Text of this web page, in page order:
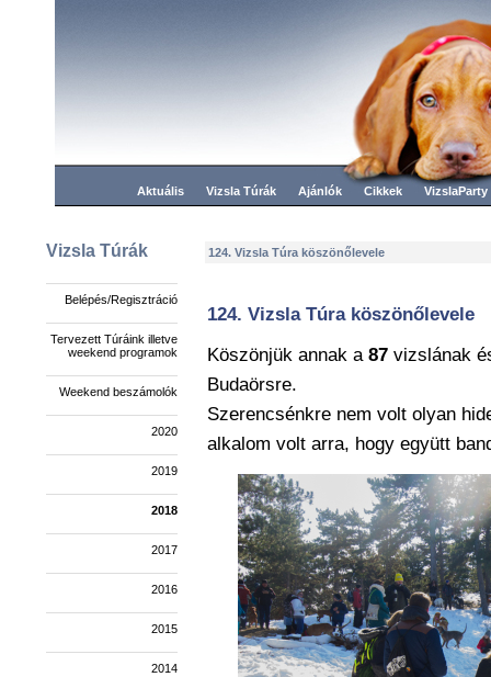
Aktuális Vizsla Túrák Ajánlók Cikkek VizslaParty
Vizsla Túrák
Belépés/Regisztráció
Tervezett Túráink illetve
weekend programok
Weekend beszámolók
2020
2019
2018
2017
2016
2015
2014
124. Vizsla Túra köszönőlevele
124. Vizsla Túra köszönőlevele
Köszönjük annak a 87vizslának
Budaörsre.
Szerencsénkre nem volt olyan
alkalom volt arra, hogy együtt